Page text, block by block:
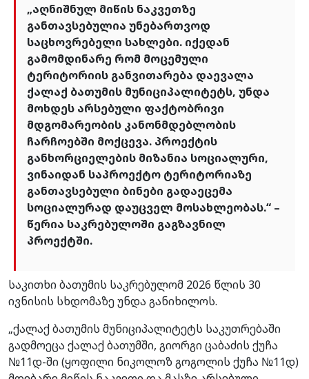
„აღნიშნულ მიწის ნაკვეთზე
განთავსებულია უნებართვოდ
საცხოვრებელი სახლები. იქედან
გამომდინარე რომ მოცემული
ტერიტორიის განვითარება დაევალა
ქალაქ ბათუმის მუნიციპალიტეტს, უნდა
მოხდეს არსებული ფაქტობრივი
მდგომარეობის კანონმდებლობის
ჩარჩოებში მოქცევა. პროექტის
განხორციელების მიზანია სოციალური,
ვინაიდან საპროექტო ტერიტორიაზე
განთავსებული ბინები გადაეცემა
სოციალურად დაუცველ მოსახლეობას.“ –
წერია საკრებულოში გაგზავნილ
პროექტში.
საკითხი ბათუმის საკრებულომ 2026 წლის 30
ივნისის სხდომაზე უნდა განიხილოს.
„ქალაქ ბათუმის მუნიციპალიტეტს საკუთრებაში
გადმოეცა ქალაქ ბათუმში, გიორგი ცაბაძის ქუჩა
№11დ-ში (ყოფილი ნიკოლოზ გოგოლის ქუჩა №11დ)